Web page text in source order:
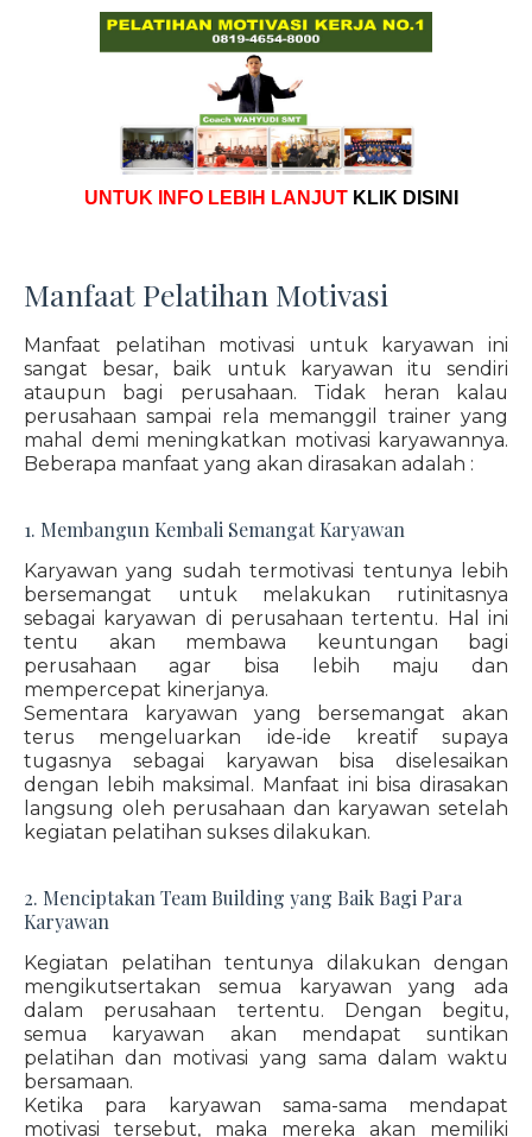
UNTUK INFO LEBIH LANJUT KLIK DISINI
Manfaat Pelatihan Motivasi
Manfaat pelatihan motivasi untuk karyawan ini
sangat besar, baik untuk karyawan itu sendiri
ataupun bagi perusahaan. Tidak heran kalau
perusahaan sampai rela memanggil trainer yang
mahal demi meningkatkan motivasi karyawannya.
Beberapa manfaat yang akan dirasakan adalah :
1. Membangun Kembali Semangat Karyawan
Karyawan yang sudah termotivasi tentunya lebih
bersemangat untuk melakukan rutinitasnya
sebagai karyawan di perusahaan tertentu. Hal ini
tentu akan membawa keuntungan bagi
perusahaan agar bisa lebih maju dan
mempercepat kinerjanya.
Sementara karyawan yang bersemangat akan
terus mengeluarkan ide-ide kreatif supaya
tugasnya sebagai karyawan bisa diselesaikan
dengan lebih maksimal. Manfaat ini bisa dirasakan
langsung oleh perusahaan dan karyawan setelah
kegiatan pelatihan sukses dilakukan.
2. Menciptakan Team Building yang Baik Bagi Para
Karyawan
Kegiatan pelatihan tentunya dilakukan dengan
mengikutsertakan semua karyawan yang ada
dalam perusahaan tertentu. Dengan begitu,
semua karyawan akan mendapat suntikan
pelatihan dan motivasi yang sama dalam waktu
bersamaan.
Ketika para karyawan sama-sama mendapat
motivasi tersebut, maka mereka akan memiliki